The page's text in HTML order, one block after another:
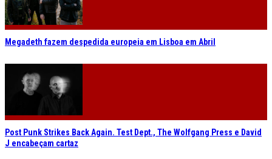
Megadeth fazem despedida europeia em Lisboa em Abril
Post Punk Strikes Back Again. Test Dept., The Wolfgang Press e David
J encabeçam cartaz